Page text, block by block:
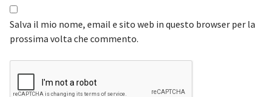
Salva il mio nome, email e sito web in questo browser per la
prossima volta che commento.